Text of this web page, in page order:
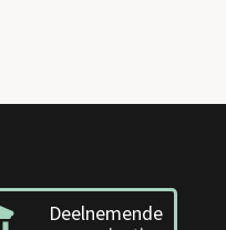
Deelnemende